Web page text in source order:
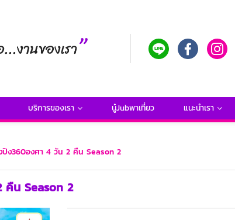
บริการของเรา นู๋Jubพาเที่ยว แนะนำเรา
ปิง360องศา 4 วัน 2 คืน Season 2
คืน Season 2